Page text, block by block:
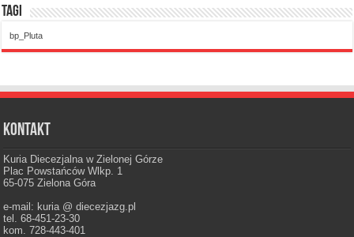
Tagi
bp_Pluta
Kontakt
Kuria Diecezjalna w Zielonej Górze
Plac Powstańców Wlkp. 1
65-075 Zielona Góra
e-mail: kuria @ diecezjazg.pl
tel. 68-451-23-30
kom. 728-443-401